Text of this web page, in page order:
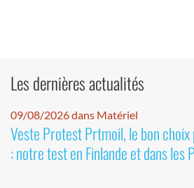
Les dernières actualités
09/08/2026 dans Matériel
Veste Protest Prtmoil, le bon
: notre test en Finlande et dans les